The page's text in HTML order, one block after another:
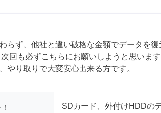
らず、他社と違い破格な金額でデータを復
回も必ずこちらにお願いしようと思います
やり取りで大変安心出来る方です。
SDカード、外付けHDDの